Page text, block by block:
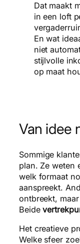
Dat maakt
in een loft
En wat
niet
stijlvolle
op maat
Van idee
Sommige
plan. Ze weten
welk formaat
aanspreekt.
ontbreekt,
Beide
Het creatieve
Welke sfeer